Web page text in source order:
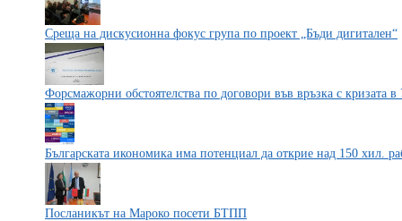
Среща на дискусионна фокус група по проект „Бъди дигитален“
Форсмажорни обстоятелства по договори във връзка с кризата в
Българската икономика има потенциал да открие над 150 хил.
Посланикът на Мароко посети БТПП